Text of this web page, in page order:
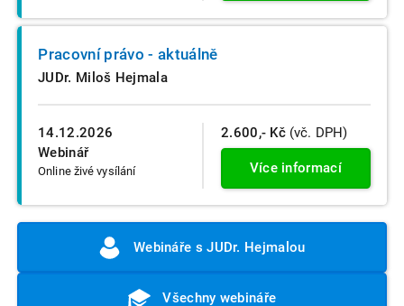
14.12.2026
Webinář
Online živé vysílání
Pracovní právo - aktuálně
JUDr. Miloš Hejmala
2.600,- Kč (vč. DPH)
Více informací
Webináře s JUDr. Hejmalou
Všechny webináře